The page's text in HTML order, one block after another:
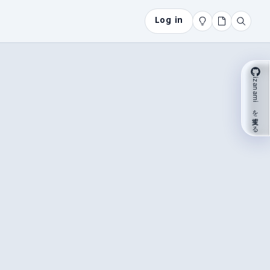
Log in
izanami を支援する